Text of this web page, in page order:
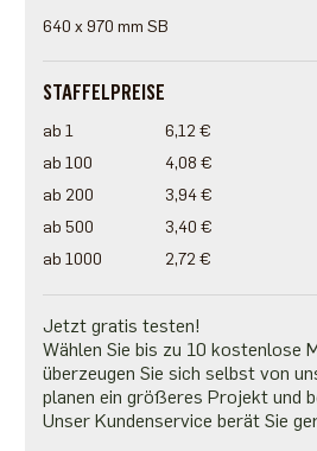
640 x 970 mm SB
STAFFELPREISE
ab 1
6,12 €
ab 100
4,08 €
ab 200
3,94 €
ab 500
3,40 €
ab 1000
2,72 €
Jetzt gratis testen!
Wählen Sie bis zu 10 kostenlose
überzeugen Sie sich selbst von
planen ein größeres Projekt und
Unser Kundenservice berät Sie